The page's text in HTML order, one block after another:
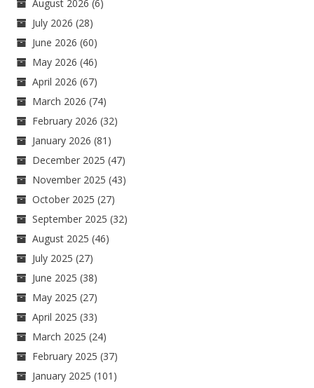
August 2026 (6)
July 2026 (28)
June 2026 (60)
May 2026 (46)
April 2026 (67)
March 2026 (74)
February 2026 (32)
January 2026 (81)
December 2025 (47)
November 2025 (43)
October 2025 (27)
September 2025 (32)
August 2025 (46)
July 2025 (27)
June 2025 (38)
May 2025 (27)
April 2025 (33)
March 2025 (24)
February 2025 (37)
January 2025 (101)